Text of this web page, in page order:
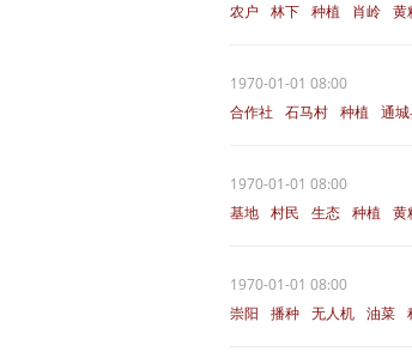
农户
林下 种植 肖岭 黄
1970-01-01 08:00
合作社
石马村 种植
通
1970-01-01 08:00
基地 村民 生态 种植 黄
1970-01-01 08:00
崇阳
播种 无人机 油菜